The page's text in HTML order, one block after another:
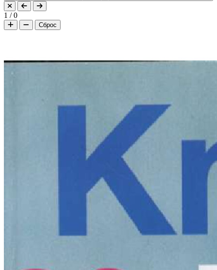
1 /0
Сброс